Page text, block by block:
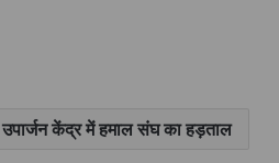
केंद्र में हमाल संघ का हड़ताल